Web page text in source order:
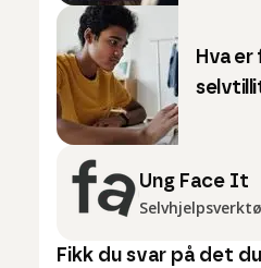
Hva er
Ung Face It
Fikk du svar på det